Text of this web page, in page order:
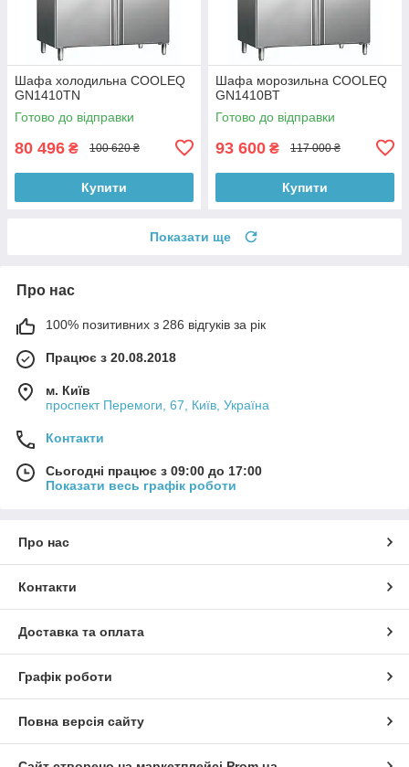
Шафа холодильна COOLEQ
GN1410TN
Готово до відправки
80 496 ₴ 100 620 ₴
Купити
Шафа морозильна COOLEQ
GN1410BT
Готово до відправки
93 600 ₴ 117 000 ₴
Купити
Показати ще
Про нас
100% позитивних з 286 відгуків за рік
Працює з 20.08.2018
м. Київ
проспект Перемоги, 67, Київ, Україна
Контакти
Сьогодні працює з 09:00 до 17:00
Показати весь графік роботи
Про нас
Контакти
Доставка та оплата
Графік роботи
Повна версія сайту